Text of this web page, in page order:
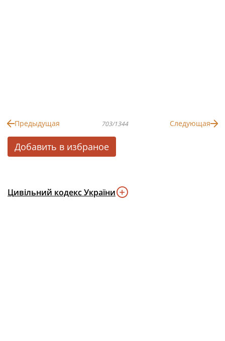
Предыдущая 703/1344 Следующая
Добавить в избраное
Цивільний кодекс України